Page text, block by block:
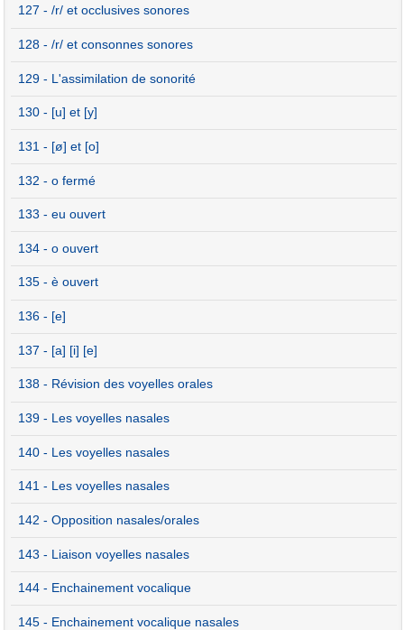
127 - /r/ et occlusives sonores
128 - /r/ et consonnes sonores
129 - L'assimilation de sonorité
130 - [u] et [y]
131 - [ø] et [o]
132 - o fermé
133 - eu ouvert
134 - o ouvert
135 - è ouvert
136 - [e]
137 - [a] [i] [e]
138 - Révision des voyelles orales
139 - Les voyelles nasales
140 - Les voyelles nasales
141 - Les voyelles nasales
142 - Opposition nasales/orales
143 - Liaison voyelles nasales
144 - Enchainement vocalique
145 - Enchainement vocalique nasales